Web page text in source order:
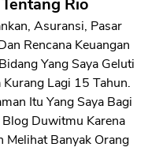
Tentang Rio
Asuransi, Pasar
Rencana Keuangan
Yang Saya Geluti
Kurang Lagi 15 Tahun.
Itu Yang Saya Bagi
Duwitmu Karena
Melihat Banyak Orang